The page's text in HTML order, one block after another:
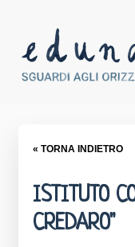
« TORNA INDIETRO
ISTITUTO
CREDARO"